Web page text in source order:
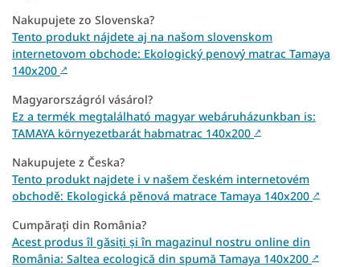
Nakupujete zo Slovenska?
Tento produkt nájdete aj na našom slovenskom
internetovom obchode: Ekologický penový matrac Tamaya
140x200 ↗
Magyarországról vásárol?
Ez a termék megtalálható magyar webáruházunkban is:
TAMAYA környezetbarát habmatrac 140x200 ↗
Nakupujete z Česka?
Tento produkt najdete i v našem českém internetovém
obchodě: Ekologická pěnová matrace Tamaya 140x200 ↗
Cumpărați din România?
Acest produs îl găsiți și în magazinul nostru online din
România: Saltea ecologică din spumă Tamaya 140x200 ↗